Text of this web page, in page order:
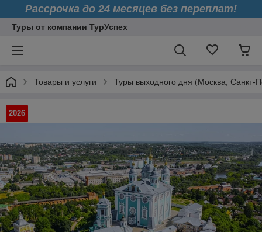
Рассрочка до 24 месяцев без переплат!
Туры от компании ТурУспех
Товары и услуги Туры выходного дня (Москва, Санкт-
2026